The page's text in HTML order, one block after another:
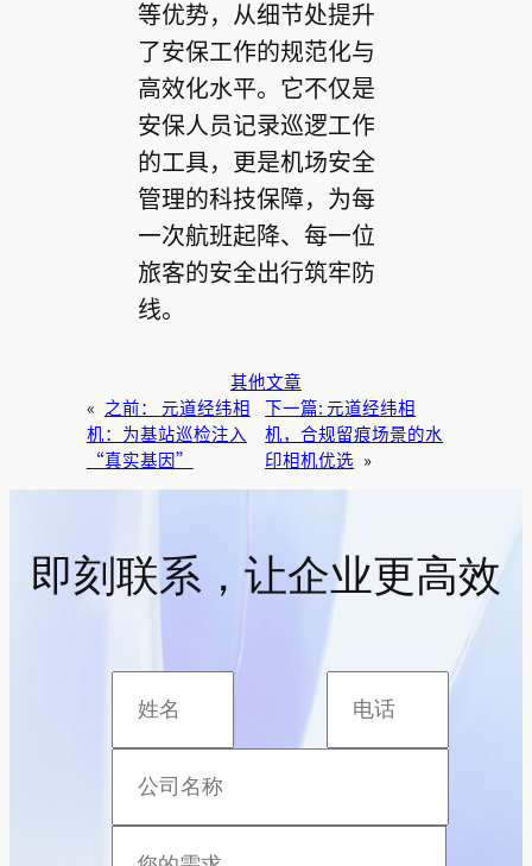
等优势，从细节处提升
了安保工作的规范化与
高效化水平。它不仅是
安保人员记录巡逻工作
的工具，更是机场安全
管理的科技保障，为每
一次航班起降、每一位
旅客的安全出行筑牢防
线。
其他文章
«
之前： 元道经纬相
机：为基站巡检注入
“真实基因”
下一篇: 元道经纬相
机，合规留痕场景的水
印相机优选
»
即刻联系，让企业更高效